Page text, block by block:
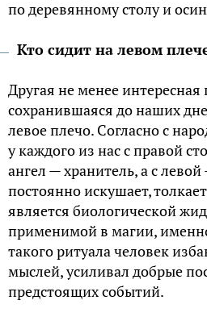
по деревянному столу и
Кто сидит на левом
Другая не менее интересная
сохранившаяся до наших
левое плечо. Согласно с
у каждого из нас с правой
ангел — хранитель, а с
постоянно искушает,
является биологической
применимой в магии,
такого ритуала человек
мыслей, усиливал добрые
предстоящих событий.